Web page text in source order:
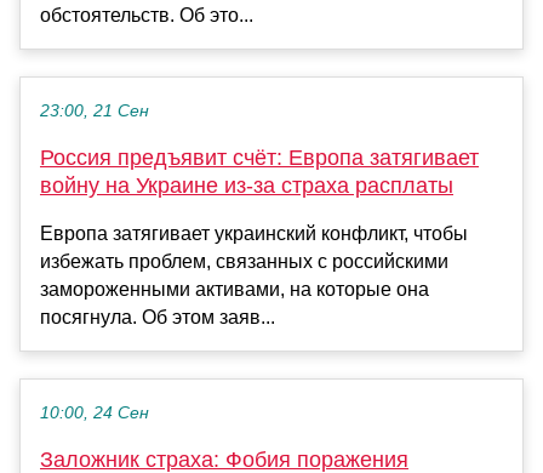
обстоятельств. Об это...
23:00, 21 Сен
Россия предъявит счёт: Европа затягивает
войну на Украине из-за страха расплаты
Европа затягивает украинский конфликт, чтобы
избежать проблем, связанных с российскими
замороженными активами, на которые она
посягнула. Об этом заяв...
10:00, 24 Сен
Заложник страха: Фобия поражения